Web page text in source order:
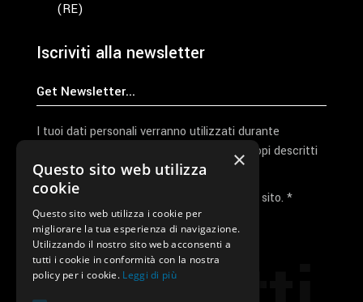
(RE)
Iscriviti alla newsletter
I tuoi dati personali verranno utilizzati durante
l'elaborazione della richiesta e per altri scopi descritti
nella nostraprivacy policy
Ho letto e accetto la privacy policy del sito. *
Invia I Dati
×
Questo sito web utilizza
cookie
Questo sito web utilizza i cookie per
migliorare la tua esperienza di navigazione.
Utilizzando il nostro sito web acconsenti a
tutti i cookie in conformità con la nostra
policy per i cookie. Leggi di più